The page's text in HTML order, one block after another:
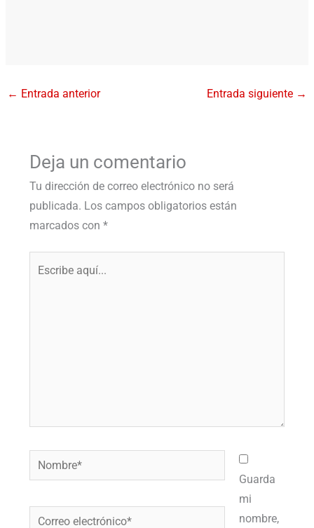
← Entrada anterior Entrada siguiente →
Deja un comentario
Tu dirección de correo electrónico no será
publicada. Los campos obligatorios están
marcados con *
Nombre*
Correo
Guarda
mi
nombre,